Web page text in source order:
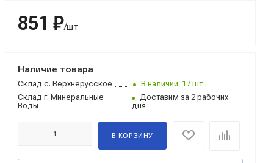
851 ₽/шт
Наличие товара
Склад с. Верхнерусское
В наличии: 17 шт
Склад г. Минеральные
Воды
Доставим за 2 рабочих
дня
В КОРЗИНУ